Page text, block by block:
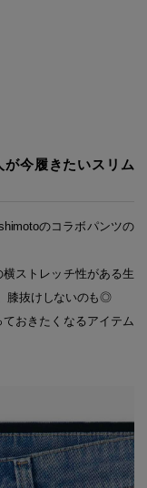
が今履きたいスリム
のコラボパンツの
ストレッチ性がある生
膝抜けしないのも◎
おきたくなるアイテム